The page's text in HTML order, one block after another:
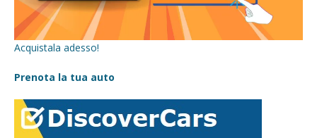
Acquistala adesso!
Prenota la tua auto